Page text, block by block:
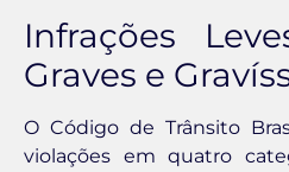
Infrações
Graves e
O Código de Trânsito
violações em quatro